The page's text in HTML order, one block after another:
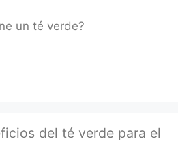
un té verde?
del té verde para el